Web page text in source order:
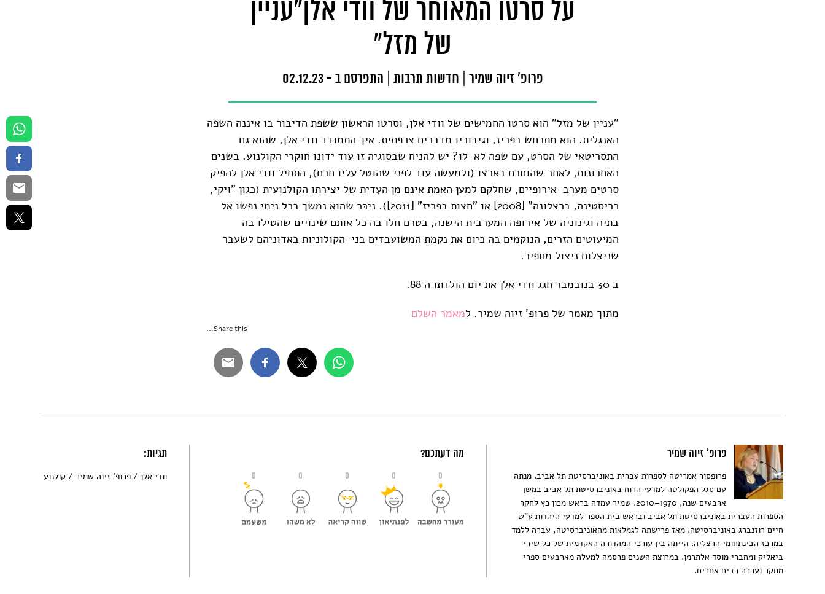
על סרטו המאוחר של וודי אלן"עניין
של מזל"
פרופ' זיוה שמיר חדשות תרבות התפרסם ב - 02.12.23
"עניין של מזל" הוא סרטו החמישים של וודי אלן, וסרטו הראשון ששפת הדיבור בו איננה השפה
האנגלית. הוא מתרחש בפריז, וגיבוריו מדברים צרפתית. איך התמודד וודי אלן, שהוא גם
התסריטאי של הסרט, עם שפה לא-לו? יש להניח שבסוגיה זו עוד ידונו חוקרי הקולנוע. בשנים
האחרונות, לאחר שהוחרם בארצו (ולמעשה עוד לפני שהוטל עליו חרם), התחיל וודי אלן להפיק
סרטים מערב-אירופיים, שחלקם למען האמת אינם מן העִדית של יצירתו הקולנועית (כגון "ויקי,
כריסטינה, ברצלונה" [2008] או "חצות בפריז" [2011]). ניכּר שהוא נמשך בכל נימי נפשו אל
בתיה וגינוניה של אירופה המערבית הישנה, בטרם חלו בה כל אותם שינויים שהטילו בה
המיעוטים הזרים, הנוקמים בה כיום את נקמת המשועבדים בני-הקולוניות באדוניהם לשעבר
שניצלום ניצול מחפיר.
ב 30 בנובמבר חגג וודי אלן את יום הולדתו ה 88.
מתוך מאמר של פרופ' זיוה שמיר. למאמר השלם
Share this...
פרופ' זיוה שמיר
פרופסור אמריטה לספרות עברית באוניברסיטת תל אביב. מנתה
עם סגל הפקולטה למדעי הרוח באוניברסיטת תל אביב במשך
ארבעים שנה, 1970–2010. שמיר עמדה בראש מכון כץ לחקר
הספרות העברית באוניברסיטת תל אביב ובראש בית הספר למדעי היהדות ע"ש
חיים רוזנברג באוניברסיטה. מאז פרישתה לגמלאות מהאוניברסיטה, עברה ללמד
במרכז הבינתחומי הרצליה. הייתה בין עורכי המהדורה האקדמית של כל שירי
ביאליק ומחברי מוסד אלתרמן. במרוצת השנים פרסמה למעלה מארבעים ספרי
מחקר וערכה רבים אחרים.
מה דעתכם?
0 0 0 0 0
תגיות:
וודי אלן פרופ' זיוה שמיר קולנוע